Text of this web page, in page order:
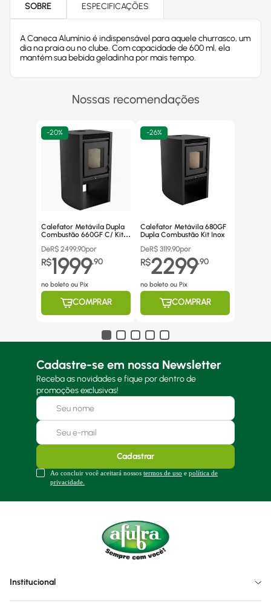
SOBRE ESPECIFICAÇÕES
A Caneca Alumínio é indispensável para aquele churrasco, um
dia na praia ou no clube. Com capacidade de 600 ml, ela
mantém sua bebida geladinha por mais tempo.
Nossas recomendações
-20%
Calefator Metávila Dupla
Combustão 660GF C/ Kit
DeR$ 2499,90por
R$1999,90
no boleto ou Pix
COMPRAR
-26%
Calefator Metávila 680GF
Dupla Combustão Kit Inox
DeR$ 3119,90por
R$2299,90
no boleto ou Pix
COMPRAR
Cadastre-se em nossa Newsletter
Receba as novidades e fique por dentro de
promoções exclusivas!
Cadastrar
Ao concluir você aceitará nossos termos de uso e política de
privacidade.
Institucional